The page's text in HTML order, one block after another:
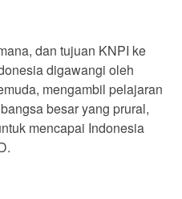
dan tujuan KNPI ke
digawangi oleh
mengambil pelajaran
besar yang prural,
mencapai Indonesia